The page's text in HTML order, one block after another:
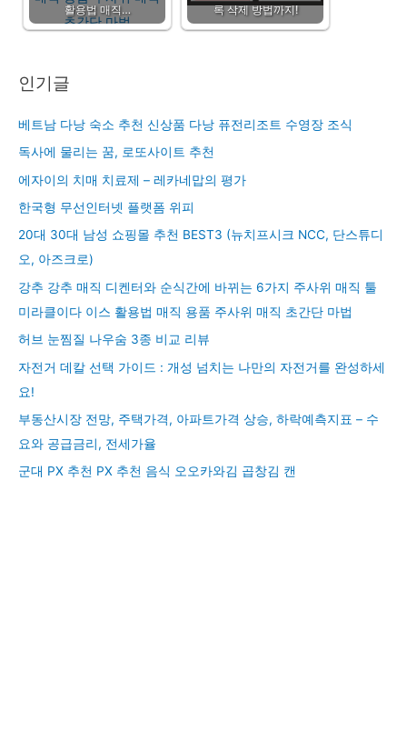
활용법 매직…
록 삭제 방법까지!
인기글
베트남 다낭 숙소 추천 신상품 다낭 퓨전리조트 수영장 조식
독사에 물리는 꿈, 로또사이트 추천
에자이의 치매 치료제 – 레카네맙의 평가
한국형 무선인터넷 플랫폼 위피
20대 30대 남성 쇼핑몰 추천 BEST3 (뉴치프시크 NCC, 단스튜디
오, 아즈크로)
강추 강추 매직 디켄터와 순식간에 바뀌는 6가지 주사위 매직 툴
미라클이다 이스 활용법 매직 용품 주사위 매직 초간단 마법
허브 눈찜질 나우숨 3종 비교 리뷰
자전거 데칼 선택 가이드 : 개성 넘치는 나만의 자전거를 완성하세
요!
부동산시장 전망, 주택가격, 아파트가격 상승, 하락예측지표 – 수
요와 공급금리, 전세가율
군대 PX 추천 PX 추천 음식 오오카와김 곱창김 캔